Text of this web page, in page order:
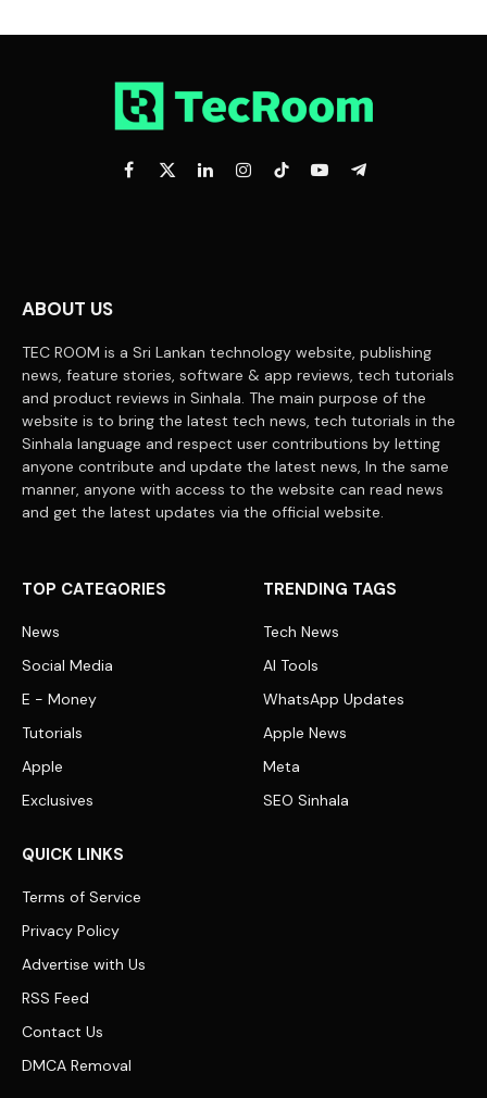
Facebook
X
LinkedInInstagram
TikTokYouTubeTelegram
ABOUT US
TEC ROOM is a Sri Lankan technology website, publishing
news, feature stories, software & app reviews, tech tutorials
and product reviews in Sinhala. The main purpose of the
website is to bring the latest tech news, tech tutorials in the
Sinhala language and respect user contributions by letting
anyone contribute and update the latest news, In the same
manner, anyone with access to the website can read news
and get the latest updates via the official website.
TOP CATEGORIES
News
Social Media
E - Money
Tutorials
Apple
Exclusives
TRENDING TAGS
Tech News
AI Tools
WhatsApp Updates
Apple News
Meta
SEO Sinhala
QUICK LINKS
Terms of Service
Privacy Policy
Advertise with Us
RSS Feed
Contact Us
DMCA Removal